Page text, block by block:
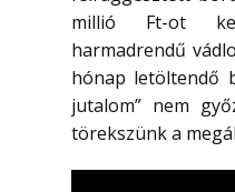
millió Ft-ot
harmadrendű
hónap letöltendő
jutalom” nem
törekszünk a